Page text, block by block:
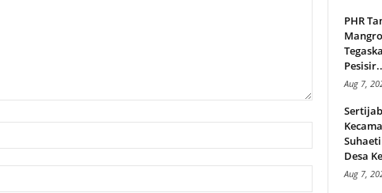
PHR
Aug 7,
Desa
Aug 7,